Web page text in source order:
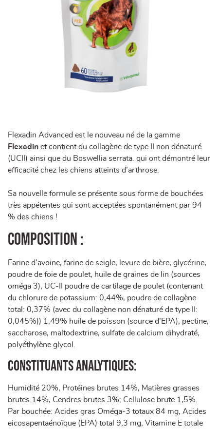
Flexadin Advanced est le nouveau né de la gamme
Flexadin et contient du collagène de type II non dénaturé
(UCII) ainsi que du Boswellia serrata. qui ont démontré leur
efficacité chez les chiens atteints d’arthrose.
Sa nouvelle formule se présente sous forme de bouchées
très appétentes qui sont acceptées spontanément par 94
% des chiens !
COMPOSITION :
Farine d’avoine, farine de seigle, levure de bière, glycérine,
poudre de foie de poulet, huile de graines de lin (sources
oméga 3), UC-II poudre de cartilage de poulet (contenant
du chlorure de potassium: 0,44%, poudre de collagène
total: 0,37% (avec du collagène non dénaturé de type II:
0,045%)) 1,49% huile de poisson (source d’EPA), pectine,
saccharose, maltodextrine, sulfate de calcium dihydraté,
polyéthylène glycol.
Constituants analytiques:
Humidité 20%, Protéines brutes 14%, Matières grasses
brutes 14%, Cendres brutes 3%; Cellulose brute 1,5%.
Par bouchée: Acides gras Oméga-3 totaux 84 mg, Acides
eicosapentaénoïque (EPA) total 9,3 mg, Vitamine E totale